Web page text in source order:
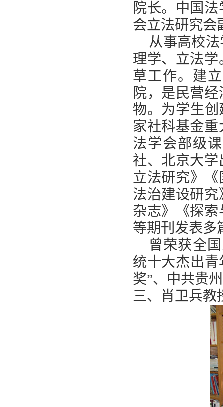
院长。中国
会立法研究会
从事高校
理学、立法
草工作。建
院，是民营
物。为学生创
家社科基金
法学会部级
社、北京大
立法研究》
法治建设研
杂志》《探
等期刊发表多
曾荣获全
统十大杰出青
奖”、中共贵
三、肖卫兵教